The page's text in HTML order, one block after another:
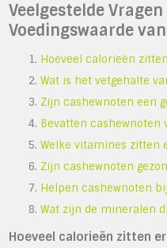
Veelgestelde
Voedingswaarde
Hoeveel calorieën
Wat is het vetgehalte
Zijn cashewnoten een
Bevatten cashewnoten
Welke vitamines zitten
Zijn cashewnoten
Helpen cashewnoten
Wat zijn de mineralen
Hoeveel calorieën zitten